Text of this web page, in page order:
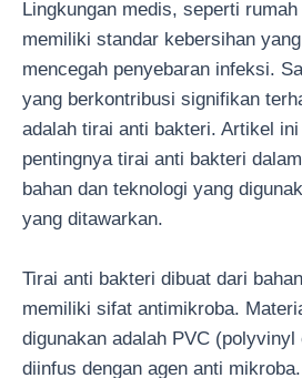
Lingkungan medis, seperti
memiliki standar kebersihan
mencegah penyebaran infeksi.
yang berkontribusi signifikan
adalah tirai anti bakteri. Artikel
pentingnya tirai anti bakteri
bahan dan teknologi yang
yang ditawarkan.
Tirai anti bakteri dibuat dari
memiliki sifat antimikroba.
digunakan adalah PVC
diinfus dengan agen anti